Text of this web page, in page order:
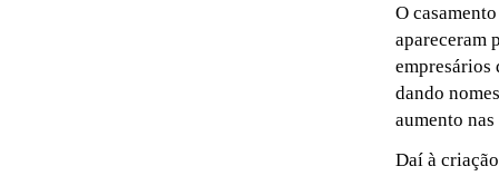
O
apareceram
empresários
dando
aumento
Daí à